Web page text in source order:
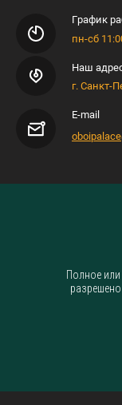
График
пн-сб
Наш
г. Санкт-
E-mail
Полное
разрешено